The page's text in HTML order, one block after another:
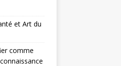
et Art du
comme